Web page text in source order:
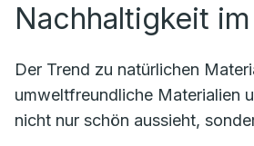
Nachhaltigkeit
Der Trend zu natürlichen
umweltfreundliche Materialien
nicht nur schön aussieht,